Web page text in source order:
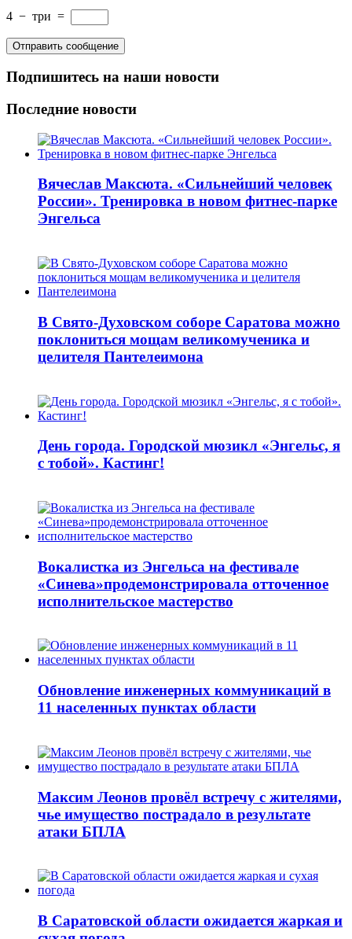
4 − три =
Подпишитесь на наши новости
Последние новости
Вячеслав Максюта. «Сильнейший человек
России». Тренировка в новом фитнес-парке
Энгельса
В Свято-Духовском соборе Саратова можно
поклониться мощам великомученика и
целителя Пантелеимона
День города. Городской мюзикл «Энгельс, я
с тобой». Кастинг!
Вокалистка из Энгельса на фестивале
«Синева»продемонстрировала отточенное
исполнительское мастерство
Обновление инженерных коммуникаций в
11 населенных пунктах области
Максим Леонов провёл встречу с жителями,
чье имущество пострадало в результате
атаки БПЛА
В Саратовской области ожидается жаркая и